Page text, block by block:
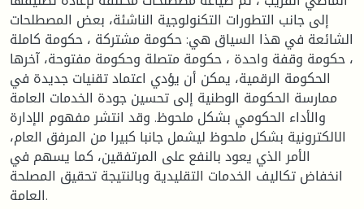
إلى جانب التطورات التكنولوجية الناشئة، بعض المصطلحات
الشائعة في هذا السياق هي: حكومة مشتركة ، حكومة كاملة
، حكومة وقفة واحدة ، حكومة متصلة وحكومة مفتوحة، آخرها
الحكومة الرقمية، يمكن أن يؤدي اعتماد تقنيات جديدة في
ممارسة الحكومة الوطنية إلى تحسين جودة الخدمات العامة
والأداء الحكومي بشكل ملحوظ. وقد انتشر مفهوم الإدارة
الالكترونية بشكل ملحوظ ليشمل جانبا كبيرا من المرفق العام،
الأمر الذي يعود بالنفع على المرتفقين، كما يسهم في
انخفاض تكاليف الخدمات التقليدية وبالنتيجة تحقيق المصلحة
العامة.